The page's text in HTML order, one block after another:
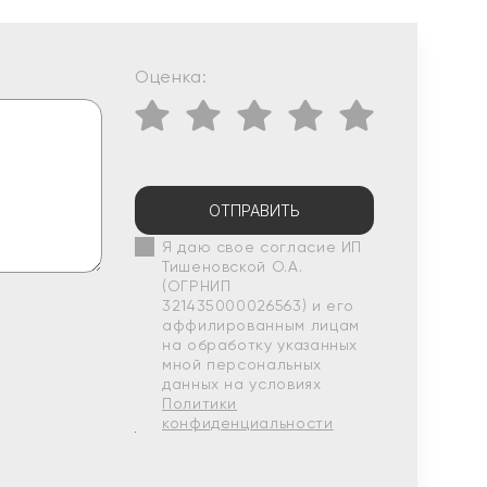
Оценка:
ОТПРАВИТЬ
Я даю свое согласие ИП
Тишеновской О.А.
(ОГРНИП
321435000026563) и его
аффилированным лицам
на обработку указанных
мной персональных
данных на условиях
Политики
конфиденциальности